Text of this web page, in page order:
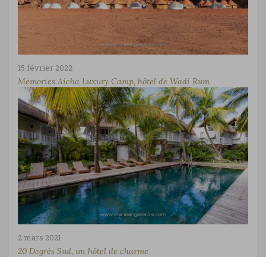
15 février 2022
Memories Aicha Luxury Camp, hôtel de Wadi Rum
2 mars 2021
20 Degrés Sud, un hôtel de charme